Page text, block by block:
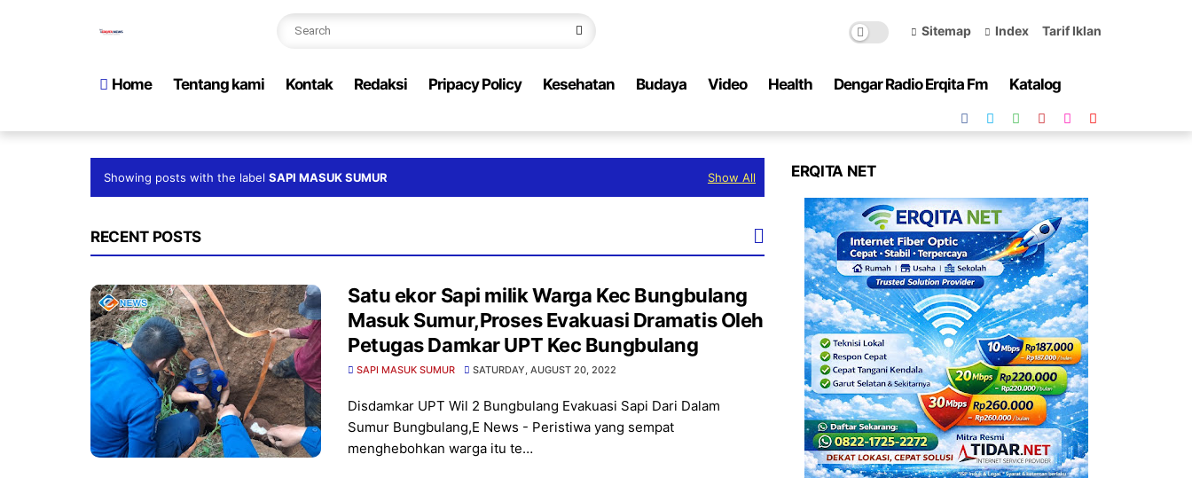
Sitemap Index Tarif Iklan
Home Tentang kami Kontak Redaksi Pripacy Policy Kesehatan Budaya Video Health Dengar Radio Erqita Fm Katalog
Showing posts with the label SAPI MASUK SUMUR Show All
RECENT POSTS
Satu ekor Sapi milik Warga Kec Bungbulang
Masuk Sumur,Proses Evakuasi Dramatis Oleh
Petugas Damkar UPT Kec Bungbulang
SAPI MASUK SUMUR SATURDAY, AUGUST 20, 2022
Disdamkar UPT Wil 2 Bungbulang Evakuasi Sapi Dari Dalam
Sumur Bungbulang,E News - Peristiwa yang sempat
menghebohkan warga itu te…
ERQITA NET